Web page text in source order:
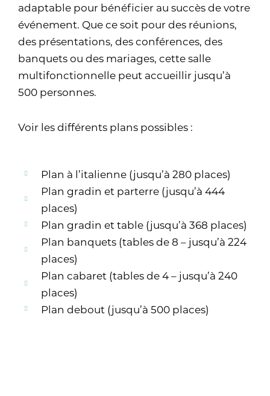
adaptable pour bénéficier au succès de votre
événement. Que ce soit pour des réunions,
des présentations, des conférences, des
banquets ou des mariages, cette salle
multifonctionnelle peut accueillir jusqu’à
500 personnes.
Voir les différents plans possibles :
Plan à l’italienne (jusqu’à 280 places)
Plan gradin et parterre (jusqu’à 444
places)
Plan gradin et table (jusqu’à 368 places)
Plan banquets (tables de 8 – jusqu’à 224
places)
Plan cabaret (tables de 4 – jusqu’à 240
places)
Plan debout (jusqu’à 500 places)